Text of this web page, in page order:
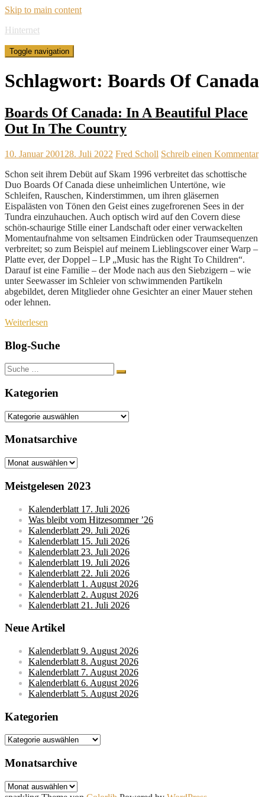
Skip to main content
Hinternet
Toggle navigation
Schlagwort: Boards Of Canada
Boards Of Canada: In A Beautiful Place
Out In The Country
10. Januar 2001 28. Juli 2022 Fred Scholl Schreib einen Kommentar
Schon seit ihrem Debüt auf Skam 1996 verbreitet das schottische
Duo Boards Of Canada diese unheimlichen Untertöne, wie
Schleifen, Rauschen, Kinderstimmen, um ihren gläsernen
Eispalästen von Tönen den Geist eines zugefrorenen Sees in der
Tundra einzuhauchen. Auch optisch wird auf den Covern diese
schön-schaurige Stille einer Landschaft oder einer verwackelten
Momentaufnahme von seltsamen Eindrücken oder Traumsequenzen
verbreitet; so zum Beispiel auf meinem Lieblingscover einer Warp –
Platte ever, der Doppel – LP „Music has the Right To Children“.
Darauf ist eine Familie – der Mode nach aus den Siebzigern – wie
unter Seewasser im Schleier von schwimmenden Partikeln
abgebildet, deren Mitglieder ohne Gesichter an einer Mauer stehen
oder lehnen.
Weiterlesen
Blog-Suche
Suche
nach:
Kategorien
Kategorien
Monatsarchive
Monatsarchive
Meistgelesen 2023
Kalenderblatt 17. Juli 2026
Was bleibt vom Hitzesommer ’26
Kalenderblatt 29. Juli 2026
Kalenderblatt 15. Juli 2026
Kalenderblatt 23. Juli 2026
Kalenderblatt 19. Juli 2026
Kalenderblatt 22. Juli 2026
Kalenderblatt 1. August 2026
Kalenderblatt 2. August 2026
Kalenderblatt 21. Juli 2026
Neue Artikel
Kalenderblatt 9. August 2026
Kalenderblatt 8. August 2026
Kalenderblatt 7. August 2026
Kalenderblatt 6. August 2026
Kalenderblatt 5. August 2026
Kategorien
Kategorien
Monatsarchive
Monatsarchive